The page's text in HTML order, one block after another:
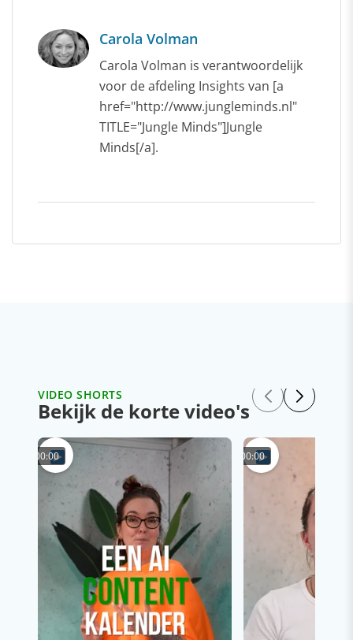
Carola Volman
Carola Volman is verantwoordelijk
voor de afdeling Insights van [a
href="http://www.jungleminds.nl"
TITLE="Jungle Minds"]Jungle
Minds[/a].
VIDEO SHORTS
Bekijk de korte video's
00:00 00:00